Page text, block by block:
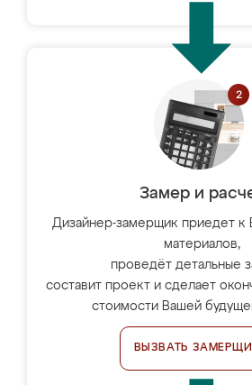
Замер и
Дизайнер-замерщик приедет к
материалов,
проведёт детальные
составит проект и сделает
стоимости Вашей
ВЫЗВАТЬ